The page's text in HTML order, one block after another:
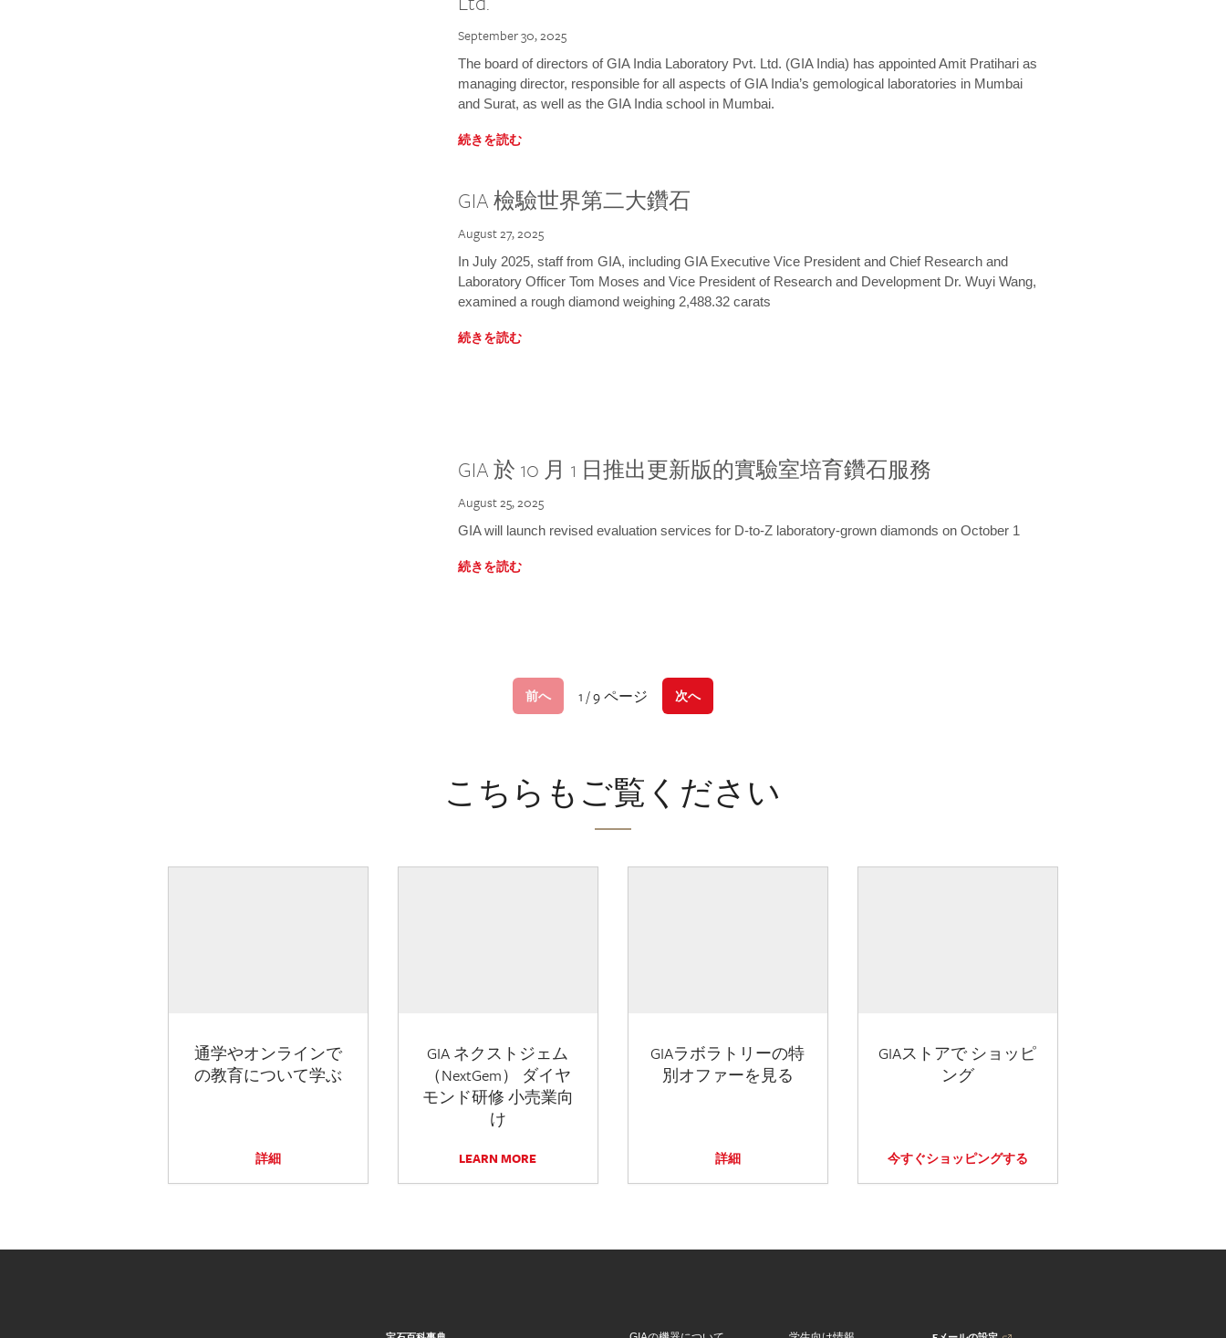
September 30, 2025
The board of directors of GIA India Laboratory Pvt. Ltd. (GIA India) has appointed Amit Pratihari as
managing director, responsible for all aspects of GIA India’s gemological laboratories in Mumbai
and Surat, as well as the GIA India school in Mumbai.
続きを読む
GIA 檢驗世界第二大鑽石
August 27, 2025
In July 2025, staff from GIA, including GIA Executive Vice President and Chief Research and
Laboratory Officer Tom Moses and Vice President of Research and Development Dr. Wuyi Wang,
examined a rough diamond weighing 2,488.32 carats
続きを読む
GIA 於 10 月 1 日推出更新版的實驗室培育鑽石服務
August 25, 2025
GIA will launch revised evaluation services for D-to-Z laboratory-grown diamonds on October 1
続きを読む
前へ 1 / 9 ページ 次へ
こちらもご覧ください
通学やオンラインで
の教育について学ぶ
詳細
GIA ネクストジェム
（NextGem） ダイヤ
モンド研修 小売業向
け
LEARN MORE
GIAラボラトリーの特
別オファーを見る
詳細
GIAストアで ショッピ
ング
今すぐショッピングする